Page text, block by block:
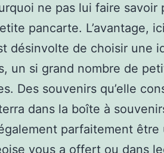
ne pas lui faire savoir
pancarte. L’avantage,
désinvolte de choisir une
un si grand nombre de
Des souvenirs qu’elle
dans la boîte à
parfaitement être
vous a offert ou dans